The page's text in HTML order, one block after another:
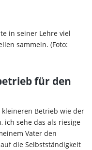
in seiner Lehre viel
sammeln. (Foto:
für den
Betrieb wie der
ich sehe das als riesige
Vater den
die Selbstständigkeit